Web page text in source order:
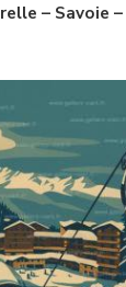
– Savoie